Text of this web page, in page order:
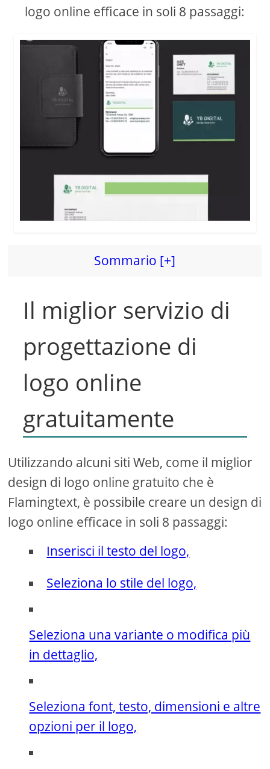
d
e
logo online efficace in soli 8 passaggi:
Sommario [+]
Il miglior servizio di
progettazione di
logo online
gratuitamente
Utilizzando alcuni siti Web, come il miglior
design di logo online gratuito che è
Flamingtext, è possibile creare un design di
logo online efficace in soli 8 passaggi:
Inserisci il testo del logo,
Seleziona lo stile del logo,
Seleziona una variante o modifica più
in dettaglio,
Seleziona font, testo, dimensioni e altre
opzioni per il logo,